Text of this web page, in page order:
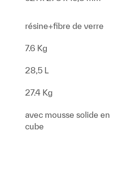
résine+fibre de verre
7.6 Kg
28,5 L
27.4 Kg
avec mousse solide en
cube